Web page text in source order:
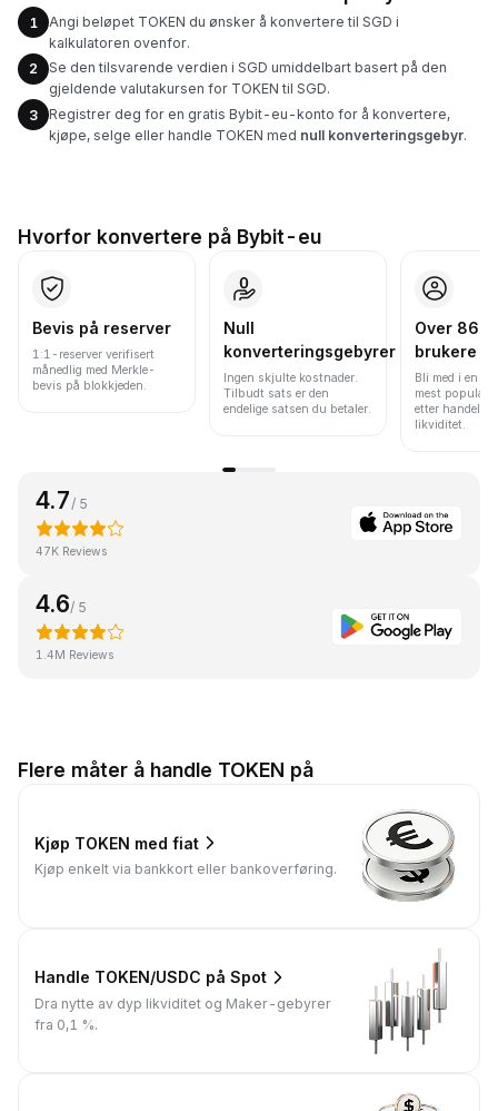
1
Angi beløpet TOKEN du ønsker å konvertere til SGD i
kalkulatoren ovenfor.
2
Se den tilsvarende verdien i SGD umiddelbart basert på den
gjeldende valutakursen for TOKEN til SGD.
3
Registrer deg for en gratis Bybit-eu-konto for å konvertere,
kjøpe, selge eller handle TOKEN med null konverteringsgebyr.
Hvorfor konvertere på Bybit-eu
Bevis på reserver
1:1-reserver verifisert
månedlig med Merkle-
bevis på blokkjeden.
Null
konverteringsgebyrer
Ingen skjulte kostnader.
Tilbudt sats er den
endelige satsen du betaler.
Over 86
brukere
Bli med i en av
mest
etter
likviditet.
4.7 / 5
47K Reviews
4.6/ 5
1.4M Reviews
Flere måter å handle TOKEN på
Kjøp TOKEN med fiat
Kjøp enkelt via bankkort eller bankoverføring.
Handle TOKEN/USDC på Spot
Dra nytte av dyp likviditet og Maker-gebyrer
fra 0,1 %.